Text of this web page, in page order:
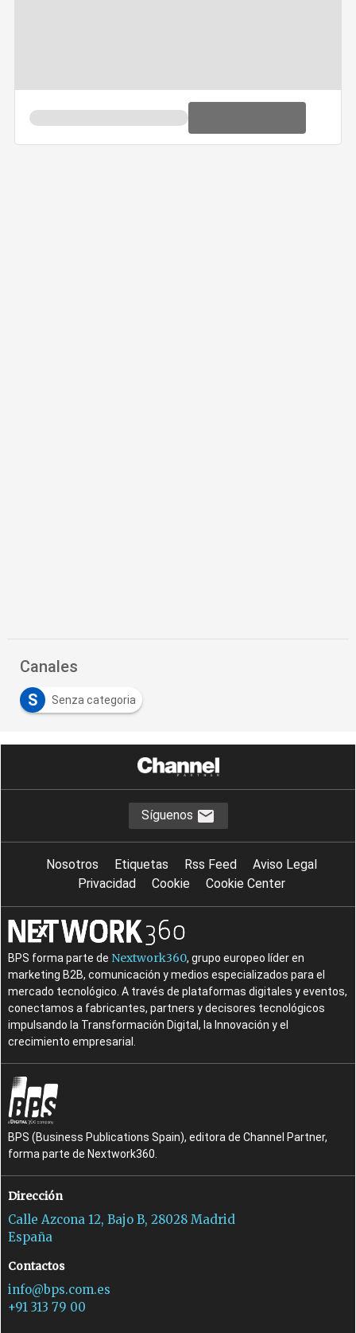
Canales
S
Senza categoria
Síguenos
Nosotros Etiquetas Rss Feed
Aviso Legal
Privacidad
Cookie Cookie Center
BPS forma parte de Nextwork360, grupo europeo líder en
marketing B2B, comunicación y medios especializados para el
mercado tecnológico. A través de plataformas digitales y eventos,
conectamos a fabricantes, partners y decisores tecnológicos
impulsando la Transformación Digital, la Innovación y el
crecimiento empresarial.
BPS (Business Publications Spain), editora de Channel Partner,
forma parte de Nextwork360.
Dirección
Calle Azcona 12, Bajo B, 28028 Madrid
España
Contactos
info@bps.com.es
+91 313 79 00